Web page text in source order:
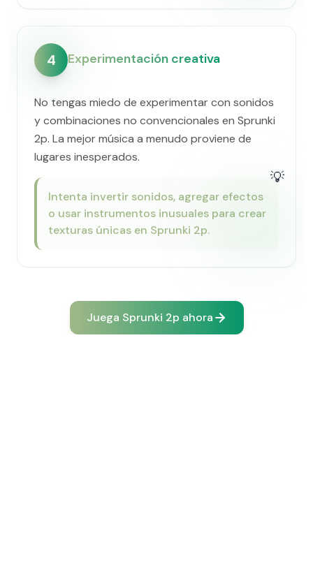
4 Experimentación creativa
No tengas miedo de experimentar con sonidos
y combinaciones no convencionales en Sprunki
2p. La mejor música a menudo proviene de
lugares inesperados.
💡
Intenta invertir sonidos, agregar efectos
o usar instrumentos inusuales para crear
texturas únicas en Sprunki 2p.
Juega Sprunki 2p ahora